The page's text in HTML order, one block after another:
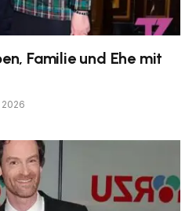
Familie und Ehe mit
2026